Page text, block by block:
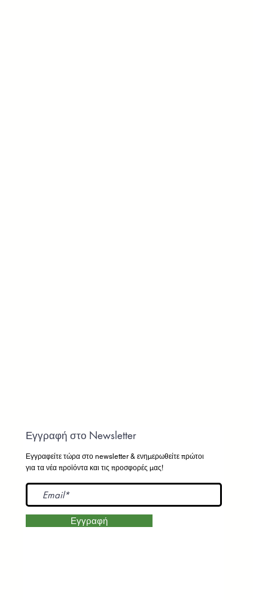
Εγγραφή στο Newsletter
Εγγραφείτε τώρα στο newsletter & ενημερωθείτε πρώτοι
για τα νέα προϊόντα και τις προσφορές μας!
Εγγραφή